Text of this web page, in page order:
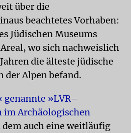
über die
beachtetes Vorhaben:
Jüdischen Museums
wo sich nachweislich
die älteste jüdische
der Alpen befand.
genannte »LVR–
im Archäologischen
dem auch eine weitläufig